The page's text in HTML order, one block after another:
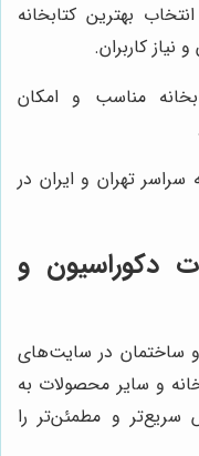
بهترین کتابخانه
کاربران.
مناسب و امکان
تهران و ایران در
دکوراسیون و
ساختمان در سایت‌های
و سایر محصولات به
و مطمئن‌تر را